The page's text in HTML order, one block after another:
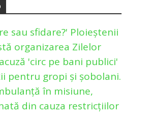
sau sfidare?' Ploieștenii
organizarea Zilelor
'circ pe bani publici'
pentru gropi și șobolani.
în misiune,
din cauza restricțiilor